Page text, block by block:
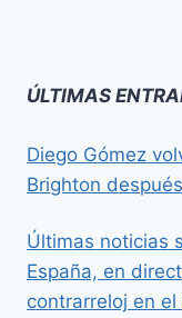
ÚLTIMAS
Diego Gómez
Brighton
Últimas noticias
España, en
contrarreloj en